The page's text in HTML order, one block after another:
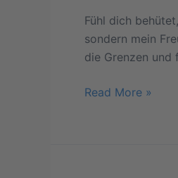
Fühl dich
sondern mein
die Grenzen und
Read More »